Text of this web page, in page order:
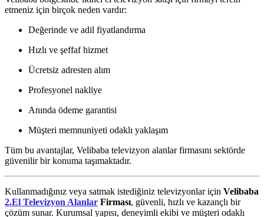
etmeniz için birçok neden vardır:
Değerinde ve adil fiyatlandırma
Hızlı ve şeffaf hizmet
Ücretsiz adresten alım
Profesyonel nakliye
Anında ödeme garantisi
Müşteri memnuniyeti odaklı yaklaşım
Tüm bu avantajlar, Velibaba televizyon alanlar firmasını sektörde
güvenilir bir konuma taşımaktadır.
Kullanmadığınız veya satmak istediğiniz televizyonlar için Velibaba
2.El Televizyon Alanlar Firması, güvenli, hızlı ve kazançlı bir
çözüm sunar. Kurumsal yapısı, deneyimli ekibi ve müşteri odaklı